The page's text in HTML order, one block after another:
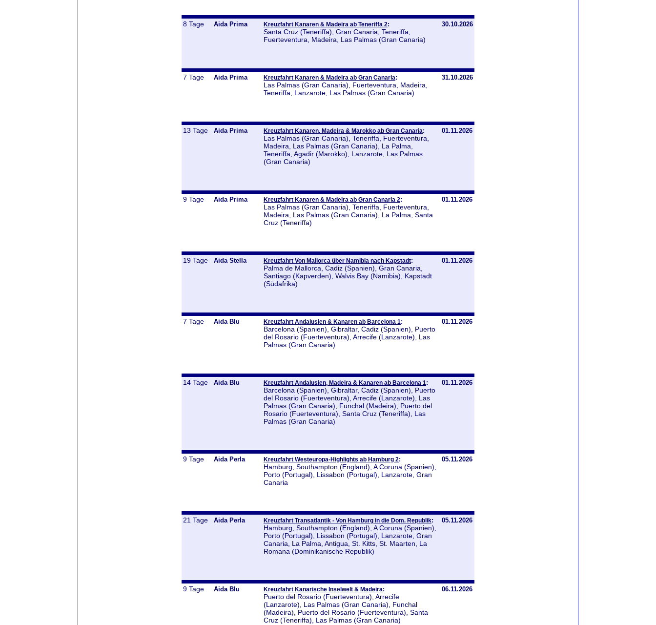
8 Tage Aida Prima Kreuzfahrt Kanaren & Madeira ab Teneriffa 2:
Santa Cruz (Teneriffa), Gran Canaria, Teneriffa,
Fuerteventura, Madeira, Las Palmas (Gran Canaria)
30.10.2026
7 Tage Aida Prima Kreuzfahrt Kanaren & Madeira ab Gran Canaria:
Las Palmas (Gran Canaria), Fuerteventura, Madeira,
Teneriffa, Lanzarote, Las Palmas (Gran Canaria)
31.10.2026
13 Tage Aida Prima Kreuzfahrt Kanaren, Madeira & Marokko ab Gran Canaria:
Las Palmas (Gran Canaria), Teneriffa, Fuerteventura,
Madeira, Las Palmas (Gran Canaria), La Palma,
Teneriffa, Agadir (Marokko), Lanzarote, Las Palmas
(Gran Canaria)
01.11.2026
9 Tage Aida Prima Kreuzfahrt Kanaren & Madeira ab Gran Canaria 2:
Las Palmas (Gran Canaria), Teneriffa, Fuerteventura,
Madeira, Las Palmas (Gran Canaria), La Palma, Santa
Cruz (Teneriffa)
01.11.2026
19 Tage Aida Stella Kreuzfahrt Von Mallorca über Namibia nach Kapstadt:
Palma de Mallorca, Cadiz (Spanien), Gran Canaria,
Santiago (Kapverden), Walvis Bay (Namibia), Kapstadt
(Südafrika)
01.11.2026
7 Tage Aida Blu Kreuzfahrt Andalusien & Kanaren ab Barcelona 1:
Barcelona (Spanien), Gibraltar, Cadiz (Spanien), Puerto
del Rosario (Fuerteventura), Arrecife (Lanzarote), Las
Palmas (Gran Canaria)
01.11.2026
14 Tage Aida Blu Kreuzfahrt Andalusien, Madeira & Kanaren ab Barcelona 1:
Barcelona (Spanien), Gibraltar, Cadiz (Spanien), Puerto
del Rosario (Fuerteventura), Arrecife (Lanzarote), Las
Palmas (Gran Canaria), Funchal (Madeira), Puerto del
Rosario (Fuerteventura), Santa Cruz (Teneriffa), Las
Palmas (Gran Canaria)
01.11.2026
9 Tage Aida Perla Kreuzfahrt Westeuropa-Highlights ab Hamburg 2:
Hamburg, Southampton (England), A Coruna (Spanien),
Porto (Portugal), Lissabon (Portugal), Lanzarote, Gran
Canaria
05.11.2026
21 Tage Aida Perla Kreuzfahrt Transatlantik - Von Hamburg in die Dom. Republik:
Hamburg, Southampton (England), A Coruna (Spanien),
Porto (Portugal), Lissabon (Portugal), Lanzarote, Gran
Canaria, La Palma, Antigua, St. Kitts, St. Maarten, La
Romana (Dominikanische Republik)
05.11.2026
9 Tage Aida Blu Kreuzfahrt Kanarische Inselwelt & Madeira:
Puerto del Rosario (Fuerteventura), Arrecife
(Lanzarote), Las Palmas (Gran Canaria), Funchal
(Madeira), Puerto del Rosario (Fuerteventura), Santa
Cruz (Teneriffa), Las Palmas (Gran Canaria)
06.11.2026